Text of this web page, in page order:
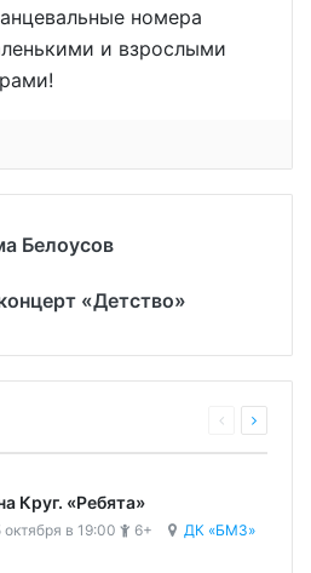
номера
и взрослыми
Белоусов
«Детство»
Круг. «Ребята»
октября в 19:00 6+ ДК «БМЗ»